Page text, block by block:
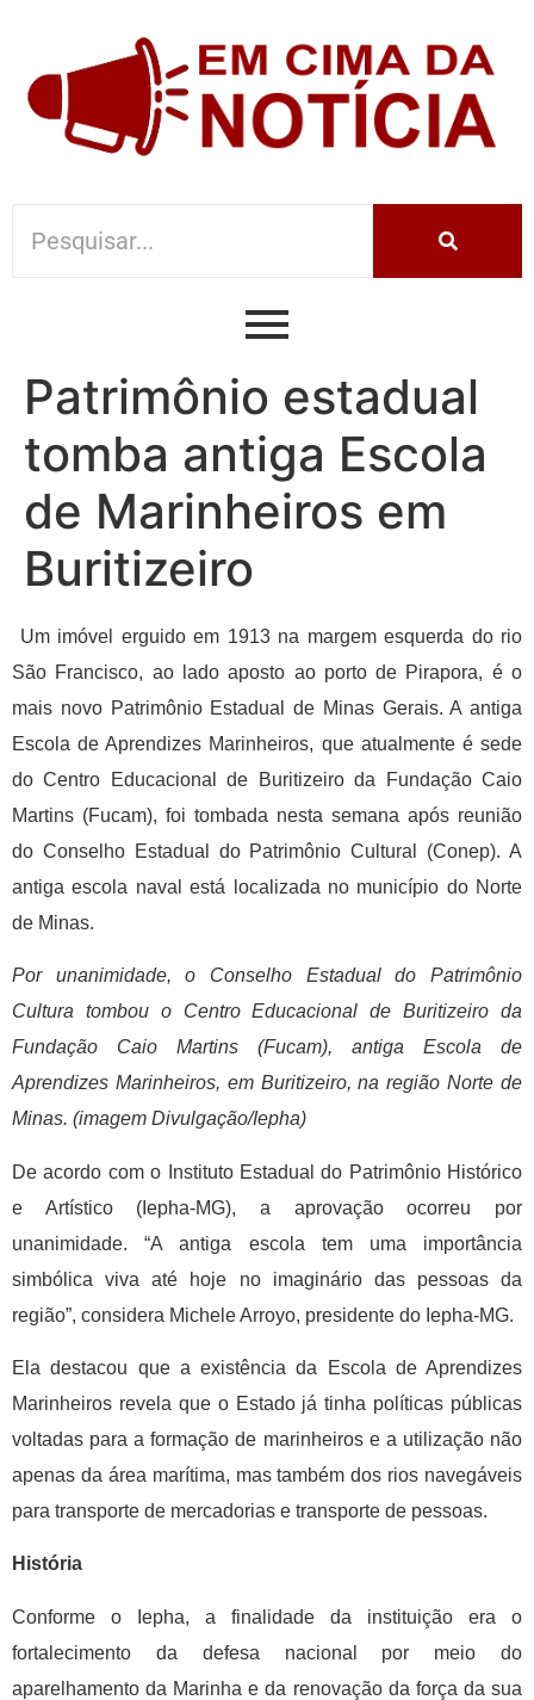
Patrimônio estadual
tomba antiga Escola
de Marinheiros em
Buritizeiro
Um imóvel erguido em 1913 na margem esquerda do rio
São Francisco, ao lado aposto ao porto de Pirapora, é o
mais novo Patrimônio Estadual de Minas Gerais. A antiga
Escola de Aprendizes Marinheiros, que atualmente é sede
do Centro Educacional de Buritizeiro da Fundação Caio
Martins (Fucam), foi tombada nesta semana após reunião
do Conselho Estadual do Patrimônio Cultural (Conep). A
antiga escola naval está localizada no município do Norte
de Minas.
Por unanimidade, o Conselho Estadual do Patrimônio
Cultura tombou o Centro Educacional de Buritizeiro da
Fundação Caio Martins (Fucam), antiga Escola de
Aprendizes Marinheiros, em Buritizeiro, na região Norte de
Minas. (imagem Divulgação/Iepha)
De acordo com o Instituto Estadual do Patrimônio Histórico
e Artístico (Iepha-MG), a aprovação ocorreu por
unanimidade. “A antiga escola tem uma importância
simbólica viva até hoje no imaginário das pessoas da
região”, considera Michele Arroyo, presidente do Iepha-MG.
Ela destacou que a existência da Escola de Aprendizes
Marinheiros revela que o Estado já tinha políticas públicas
voltadas para a formação de marinheiros e a utilização não
apenas da área marítima, mas também dos rios navegáveis
para transporte de mercadorias e transporte de pessoas.
História
Conforme o Iepha, a finalidade da instituição era o
fortalecimento da defesa nacional por meio do
aparelhamento da Marinha e da renovação da força da sua